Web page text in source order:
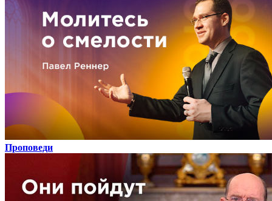
Проповеди